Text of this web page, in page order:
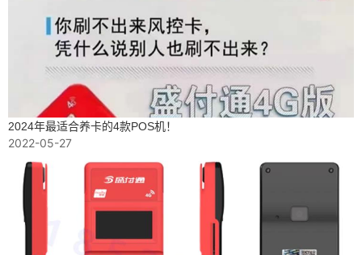
2024年最适合养卡的4款POS机！
2022-05-27